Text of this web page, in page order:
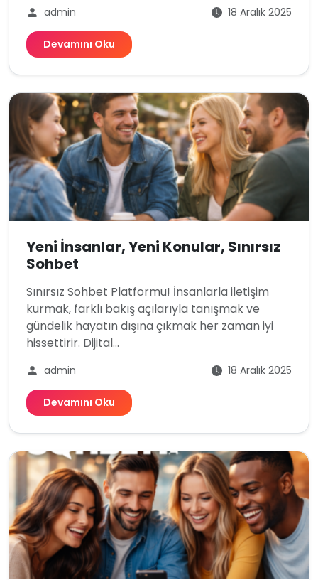
admin 18 Aralık 2025
Devamını Oku
Yeni İnsanlar, Yeni Konular, Sınırsız
Sohbet
Sınırsız Sohbet Platformu! İnsanlarla iletişim
kurmak, farklı bakış açılarıyla tanışmak ve
gündelik hayatın dışına çıkmak her zaman iyi
hissettirir. Dijital...
admin 18 Aralık 2025
Devamını Oku